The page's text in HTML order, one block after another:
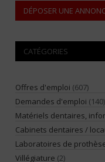
DÉPOSER UNE
CATÉGORIES
Offres d'emploi (607)
Demandes d'emploi (140)
Matériels dentaires,
Cabinets dentaires /
Laboratoires de
Villégiature (2)